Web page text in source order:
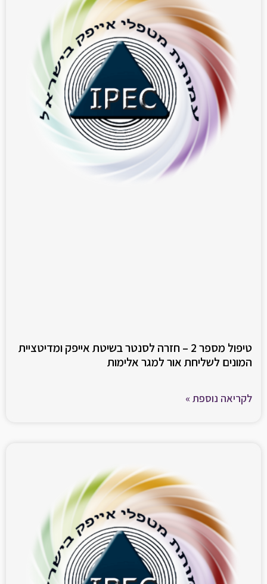
טיפול מספר 2 – חזרה לסנטר בשיטת אייפק ומדיטציית
המונים לשליחת אור למגר אלימות
לקריאה נוספת »